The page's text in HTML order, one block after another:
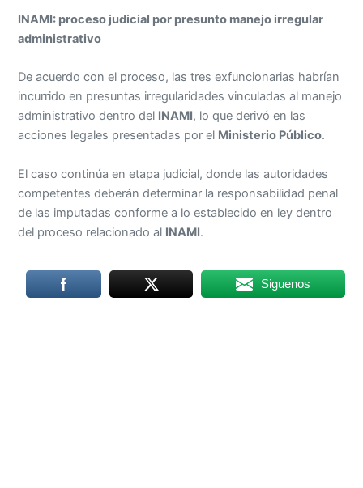
INAMI: proceso judicial por presunto manejo irregular
administrativo
De acuerdo con el proceso, las tres exfuncionarias habrían
incurrido en presuntas irregularidades vinculadas al manejo
administrativo dentro del INAMI, lo que derivó en las
acciones legales presentadas por el Ministerio Público.
El caso continúa en etapa judicial, donde las autoridades
competentes deberán determinar la responsabilidad penal
de las imputadas conforme a lo establecido en ley dentro
del proceso relacionado al INAMI.
Siguenos